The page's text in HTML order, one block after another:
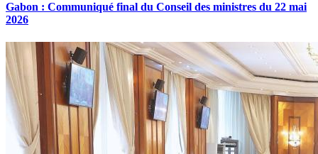
Gabon : Communiqué final du Conseil des ministres du 22 mai
2026